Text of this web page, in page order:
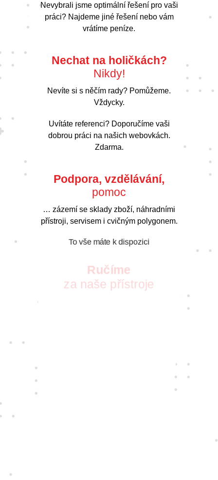
Nevybrali jsme optimální řešení pro vaši
práci? Najdeme jiné řešení nebo vám
vrátíme peníze.
Nechat na holičkách?
Nikdy!
Nevíte si s něčím rady? Pomůžeme.
Vždycky.
Uvítáte referenci? Doporučíme vaši
dobrou práci na našich webovkách.
Zdarma.
Podpora, vzdělávání,
pomoc
… zázemí se sklady zboží, náhradními
přístroji, servisem i cvičným polygonem.
To vše máte k dispozici
Ručíme
za naše přístroje